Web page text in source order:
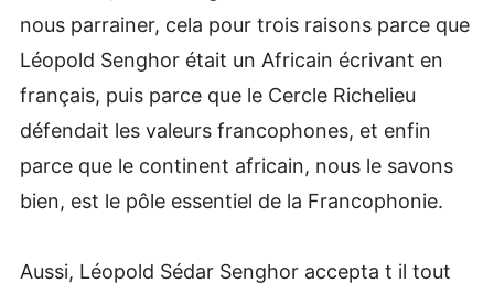
nous parrainer, cela pour trois raisons parce que
Léopold Senghor était un Africain écrivant en
français, puis parce que le Cercle Richelieu
défendait les valeurs francophones, et enfin
parce que le continent africain, nous le savons
bien, est le pôle essentiel de la Francophonie.
Aussi, Léopold Sédar Senghor accepta t il tout